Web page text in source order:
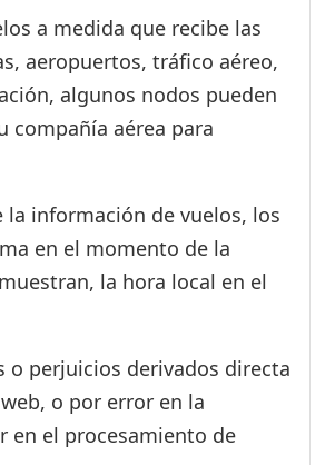
a medida que recibe las
aeropuertos, tráfico aéreo,
algunos nodos pueden
compañía aérea para
información de vuelos, los
en el momento de la
la hora local en el
o perjuicios derivados directa
o por error en la
en el procesamiento de